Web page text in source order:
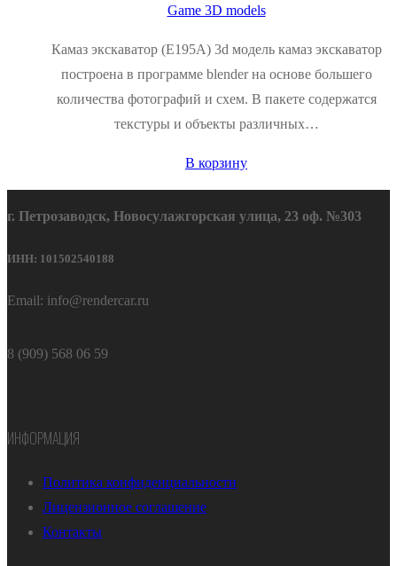
Game 3D models
Камаз экскаватор (E195А) 3d модель камаз экскаватор
построена в программе blender на основе большего
количества фотографий и схем. В пакете содержатся
текстуры и объекты различных…
В корзину
г. Петрозаводск, Новосулажгорская улица, 23 оф. №303
ИНН: 101502540188
Email: info@rendercar.ru
8 (909) 568 06 59
ИНФОРМАЦИЯ
Политика конфиденциальности
Лицензионное соглашение
Контакты